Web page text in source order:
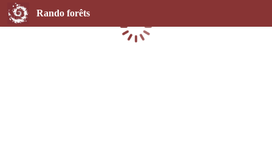
Rando forêts
Chargement